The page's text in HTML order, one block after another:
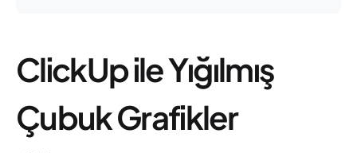
ClickUp ile Yığılmış
Çubuk Grafikler